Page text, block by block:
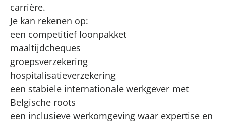
carrière.
Je kan rekenen op:
een competitief loonpakket
maaltijdcheques
groepsverzekering
hospitalisatieverzekering
een stabiele internationale werkgever met
Belgische roots
een inclusieve werkomgeving waar expertise en